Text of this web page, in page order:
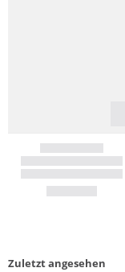
Zuletzt angesehen